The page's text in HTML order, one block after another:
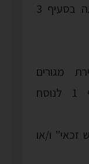
מתקיימת "מכירה", כהגדרתה בסעיף 3
מגורים
מוטבת", כהגדרתה בסעיף 1 לנוסח
זכאי" ו/או